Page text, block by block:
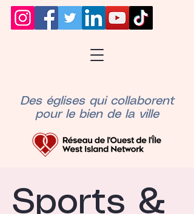
Des églises qui collaborent
pour le bien de la ville
Sports &